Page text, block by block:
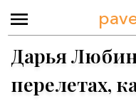
Дарья
перелетах,